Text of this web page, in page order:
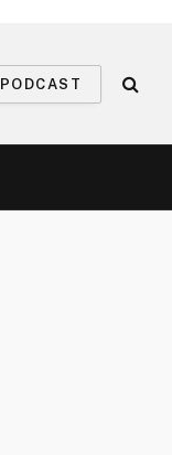
PODCAST